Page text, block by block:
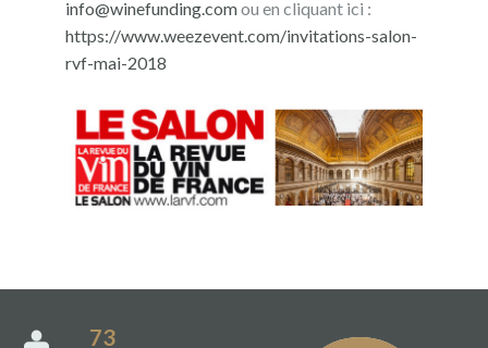
info@winefunding.comou en cliquant ici :
https://www.weezevent.com/invitations-salon-
rvf-mai-2018
73